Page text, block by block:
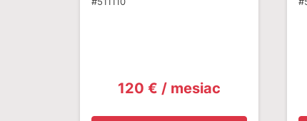
120 € / mesiac